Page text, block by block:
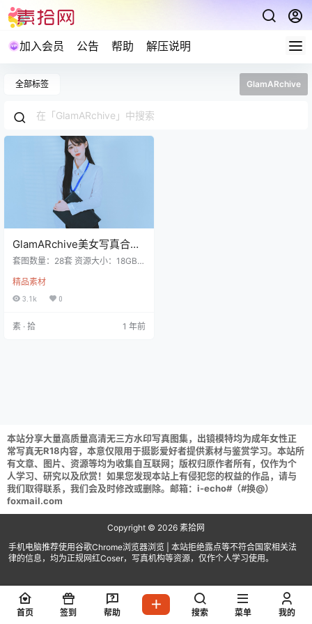
加入会员 公告 帮助 解压说明
全部标签 GlamARchive
GlamARchive美女写真合集
下载28套 18GB
套图数量：28套 资源大小：18GB
享，包括不限制于保存到自己网盘
也禁止在线解压。 GlamARchive N
e NO.002 BAEK SUL TANG NO.6
精品素材
3.1k 0
素 · 拾 1 年前
本站分享大量高质量高清无三方水印写真图集，出镜模特均为成年女性正
常写真无R18内容，本意仅限用于摄影爱好者提供素材与鉴赏学习。本站所
有文章、图片、资源等均为收集自互联网；版权归原作者所有，仅作为个
人学习、研究以及欣赏！如果您发现本站上有侵犯您的权益的作品，请与
我们取得联系，我们会及时修改或删除。邮箱：i-echo#（#换@）
foxmail.com
Copyright © 2026 素拾网
手机电脑推荐使用谷歌Chrome浏览器浏览 | 本站拒绝露点等不符合国家相关法
律的信息，均为正规网红Coser，写真机构等资源，仅作个人学习使用。
首页 签到 帮助 搜索 菜单 我的